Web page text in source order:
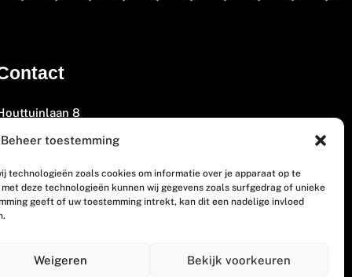
Beheer toestemming
technologieën zoals cookies om informatie over je apparaat op te
deze technologieën kunnen wij gegevens zoals surfgedrag of unieke
geeft of uw toestemming intrekt, kan dit een nadelige invloed
Weigeren Bekijk voorkeuren
8
3447 GM Woerden
(0348) 405 200
disclaimer en copyright